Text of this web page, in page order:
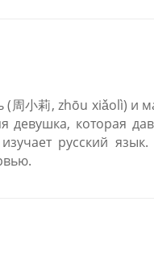
周小莉, zhōu xiǎolì) и
девушка, которая
русский